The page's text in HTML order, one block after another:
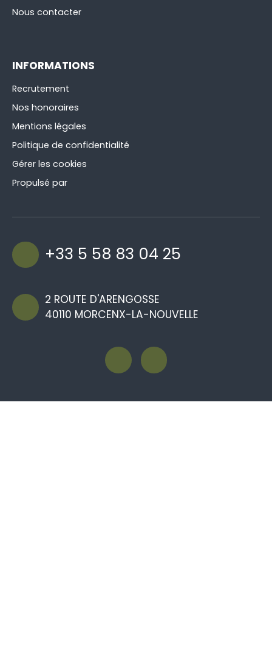
Nous contacter
INFORMATIONS
Recrutement
Nos honoraires
Mentions légales
Politique de confidentialité
Gérer les cookies
Propulsé par
+33 5 58 83 04 25
2 ROUTE D'ARENGOSSE
40110 MORCENX-LA-NOUVELLE